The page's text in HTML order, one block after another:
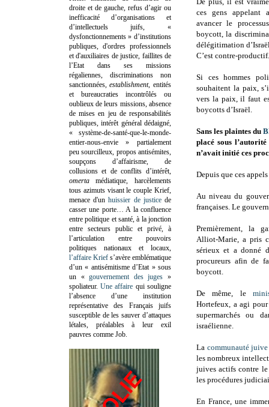
ces gens appelant
avancer le
boycott, la
délégitimation
C’est contre-productif.
Si ces hommes
souhaitent la paix,
vers la paix, il faut
boycotts d’Israël.
Sans les plaintes du
placé sous
n’avait initié ces
Depuis que ces
Au niveau du
françaises. Le
Premièrement, la
Alliot-Marie, a pris
sérieux et a donné
procureurs afin de
boycott.
De même, le
Hortefeux, a agi pour
supermarchés ou
israélienne.
La communauté juive
les nombreux
juives actifs contre le
les procédures
En France, une
droite et de gauche, refus d’agir ou
inefficacité d’organisations et
d’intellectuels juifs, «
dysfonctionnements » d’institutions
publiques, d'ordres professionnels
et d'auxiliaires de justice, faillites de
l’Etat dans ses missions
régaliennes, discriminations non
sanctionnées,establishment, entités
et bureaucraties incontrôlés ou
oublieux de leurs missions, absence
de mises en jeu de responsabilités
publiques, intérêt général dédaigné,
« système-de-santé-que-le-monde-
entier-nous-envie » partialement
peu sourcilleux, propos antisémites,
soupçons d’affairisme, de
collusions et de conflits d’intérêt,
omertamédiatique, harcèlements
tous azimuts visant le couple Krief,
menace d'unhuissier de justicede
casser une porte… A la confluence
entre politique et santé, à la jonction
entre secteurs public et privé, à
l’articulation entre pouvoirs
politiques nationaux et locaux,
l’affaire Krief s’avère emblématique
d’un « antisémitisme d’Etat » sous
un «gouvernement des juges »
spoliateur.Une affaire qui souligne
l’absence d’une institution
représentative des Français juifs
susceptible de les sauver d’attaques
létales, préalables à leur exil
pauvres comme Job.